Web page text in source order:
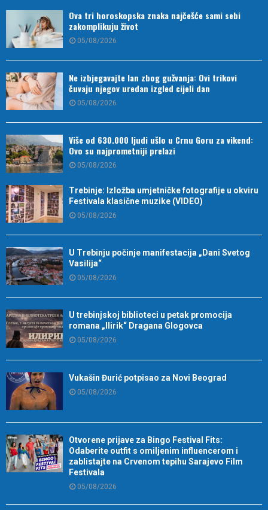
Ova tri horoskopska znaka najčešće sami sebi
zakomplikuju život
05/08/2026
Ne izbjegavajte lan zbog gužvanja: Ovi trikovi
čuvaju njegov uredan izgled cijeli dan
05/08/2026
Više od 630.000 ljudi ušlo u Crnu Goru za vikend:
Ovo su najprometniji prelazi
05/08/2026
Trebinje: Izložba umjetničke fotografije u okviru
Festivala klasične muzike (VIDEO)
05/08/2026
U Trebinju počinje manifestacija „Dani Svetog
Vasilija“
05/08/2026
U trebinjskoj biblioteci u petak promocija
romana „Ilirik“ Dragana Glogovca
05/08/2026
Vukašin Đurić potpisao za Novi Beograd
05/08/2026
Otvorene prijave za Bingo Festival Fits:
Odaberite outfit s omiljenim influencerom i
zablistajte na Crvenom tepihu Sarajevo Film
Festivala
05/08/2026